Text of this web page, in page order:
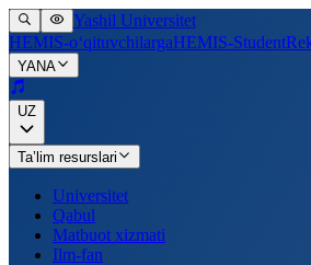
Yashil Universitet
HEMIS-o‘qituvchilargaHEMIS-Student
YANA
UZ
Ta’lim resurslari
Universitet
Qabul
Matbuot xizmati
Ilm-fan